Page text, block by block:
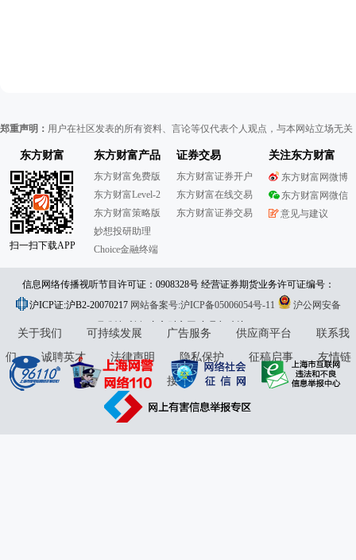
郑重声明： 用户在社区发表的所有资料、言论等仅代表个人观点，与本网站立场无
东方财富
扫一扫下载APP
东方财富产品
东方财富免费版
东方财富Level-2
东方财富策略版
妙想投研助理
Choice金融终端
证券交易
东方财富证券开户
东方财富在线交易
东方财富证券交易
关注东方财富
东方财富网微博
东方财富网微信
意见与建议
信息网络传播视听节目许可证：0908328号 经营证券期货业务许可证编号：
913101046312860336 违法和不良信息举报:021-61278686 举报邮箱：
jubao@eastmoney.com
沪ICP证:沪B2-20070217 网站备案号:沪ICP备05006054号-11
沪公网安备
31010402000120号版权所有:东方财富网意见与建议:4000300059/952500
关于我们 可持续发展 广告服务 供应商平台
联系我
们
诚聘英才 法律声明 隐私保护 征稿启事
友情链
接